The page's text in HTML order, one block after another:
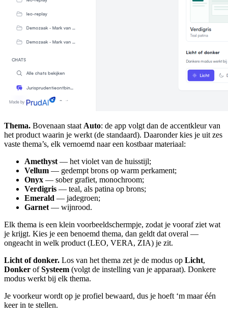
Thema. Bovenaan staat Auto: de app volgt dan de accentkleur van
het product waarin je werkt (de standaard). Daaronder kies je uit zes
vaste thema’s, elk vernoemd naar een kostbaar materiaal:
Amethyst — het violet van de huisstijl;
Vellum — gedempt brons op warm perkament;
Onyx — sober grafiet, monochroom;
Verdigris — teal, als patina op brons;
Emerald — jadegroen;
Garnet — wijnrood.
Elk thema is een klein voorbeeldschermpje, zodat je vooraf ziet wat
je krijgt. Kies je een benoemd thema, dan geldt dat overal —
ongeacht in welk product (LEO, VERA, ZIA) je zit.
Licht of donker. Los van het thema zet je de modus op Licht,
Donker ofSysteem (volgt de instelling van je apparaat). Donkere
modus werkt bij elk thema.
Je voorkeur wordt op je profiel bewaard, dus je hoeft ‘m maar één
keer in te stellen.